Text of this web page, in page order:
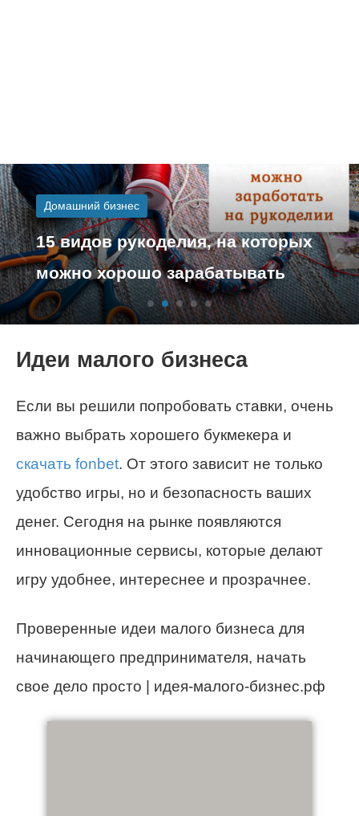
Домашний бизнес
15 видов рукоделия, на которых
можно хорошо зарабатывать
Идеи малого бизнеса
Если вы решили попробовать ставки, очень
важно выбрать хорошего букмекера и
скачать fonbet. От этого зависит не только
удобство игры, но и безопасность ваших
денег. Сегодня на рынке появляются
инновационные сервисы, которые делают
игру удобнее, интереснее и прозрачнее.
Проверенные идеи малого бизнеса для
начинающего предпринимателя, начать
свое дело просто | идея-малого-бизнес.рф